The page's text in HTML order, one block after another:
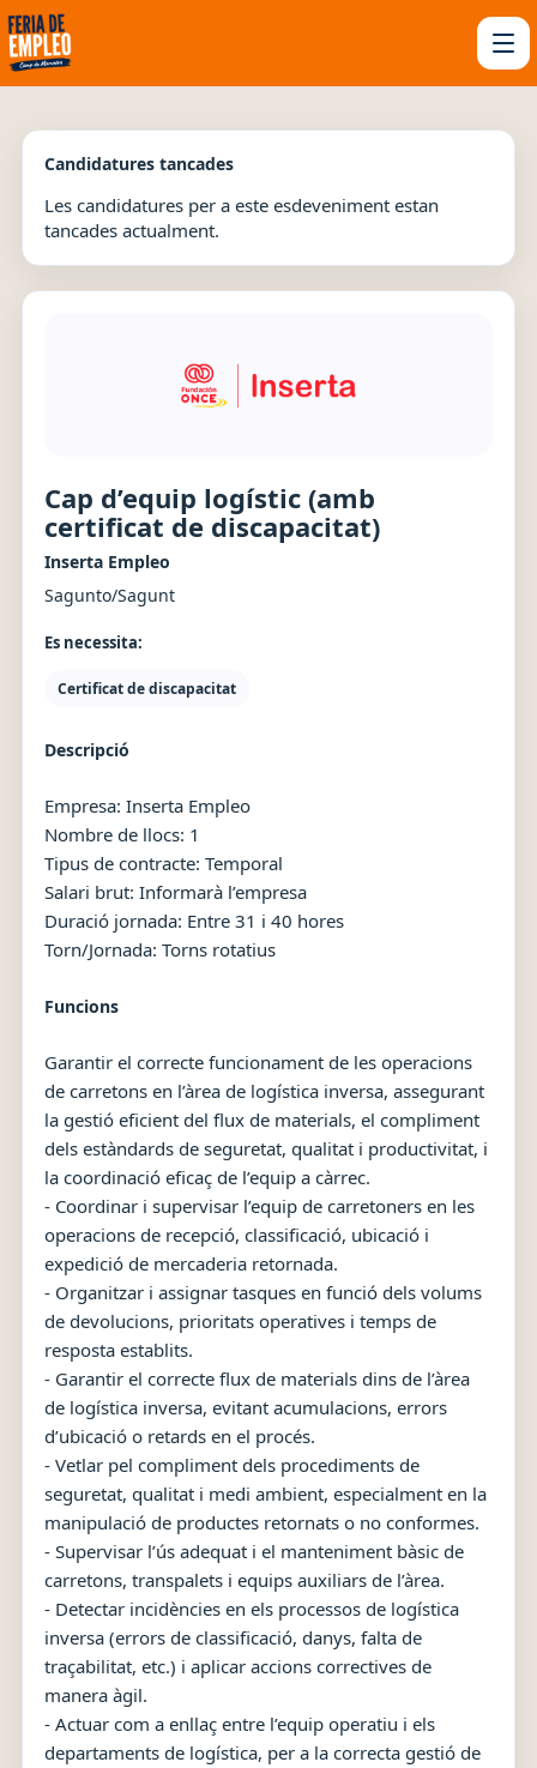
Candidatures tancades
Les candidatures per a este esdeveniment estan
tancades actualment.
Cap d’equip logístic (amb
certificat de discapacitat)
Inserta Empleo
Sagunto/Sagunt
Es necessita:
Certificat de discapacitat
Descripció
Empresa: Inserta Empleo
Nombre de llocs: 1
Tipus de contracte: Temporal
Salari brut: Informarà l’empresa
Duració jornada: Entre 31 i 40 hores
Torn/Jornada: Torns rotatius
Funcions
Garantir el correcte funcionament de les operacions
de carretons en l’àrea de logística inversa, assegurant
la gestió eficient del flux de materials, el compliment
dels estàndards de seguretat, qualitat i productivitat, i
la coordinació eficaç de l’equip a càrrec.
- Coordinar i supervisar l’equip de carretoners en les
operacions de recepció, classificació, ubicació i
expedició de mercaderia retornada.
- Organitzar i assignar tasques en funció dels volums
de devolucions, prioritats operatives i temps de
resposta establits.
- Garantir el correcte flux de materials dins de l’àrea
de logística inversa, evitant acumulacions, errors
d’ubicació o retards en el procés.
- Vetlar pel compliment dels procediments de
seguretat, qualitat i medi ambient, especialment en la
manipulació de productes retornats o no conformes.
- Supervisar l’ús adequat i el manteniment bàsic de
carretons, transpalets i equips auxiliars de l’àrea.
- Detectar incidències en els processos de logística
inversa (errors de classificació, danys, falta de
traçabilitat, etc.) i aplicar accions correctives de
manera àgil.
- Actuar com a enllaç entre l’equip operatiu i els
departaments de logística, per a la correcta gestió de